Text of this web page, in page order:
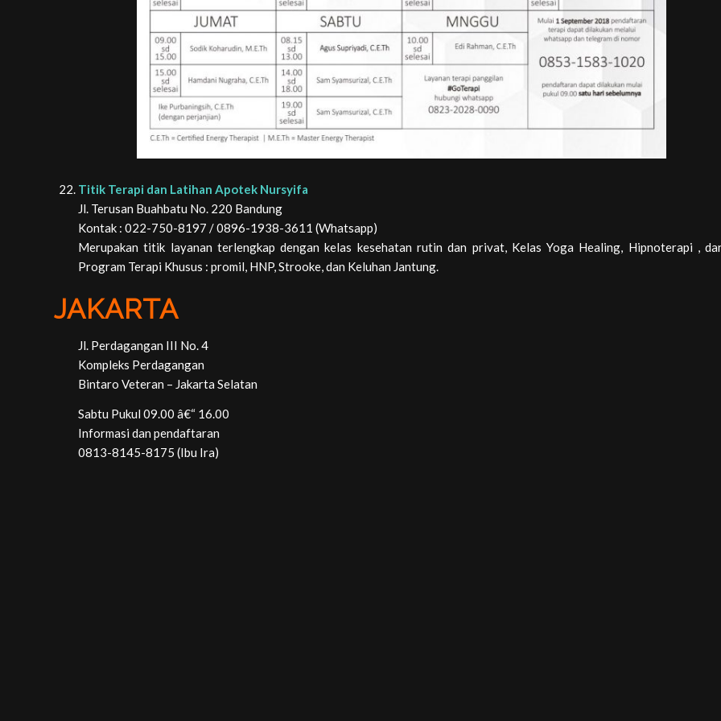
Titik Terapi dan Latihan Apotek Nursyifa
Jl. Terusan Buahbatu No. 220 Bandung
Kontak : 022-750-8197 / 0896-1938-3611 (Whatsapp)
Merupakan titik layanan terlengkap dengan kelas kesehatan rutin dan privat, Kelas Yoga Healing, Hipnoterapi ,
Program Terapi Khusus : promil, HNP, Strooke, dan Keluhan Jantung.
JAKARTA
Jl. Perdagangan III No. 4
Kompleks Perdagangan
Bintaro Veteran – Jakarta Selatan
Sabtu Pukul 09.00 â€“ 16.00
Informasi dan pendaftaran
0813-8145-8175 (Ibu Ira)